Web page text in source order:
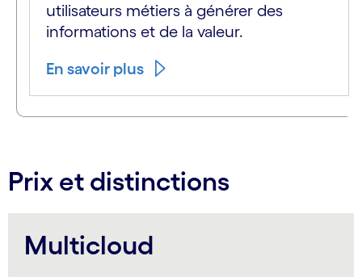
utilisateurs métiers à générer des
informations et de la valeur.
En savoir plus
Prix et distinctions
Multicloud